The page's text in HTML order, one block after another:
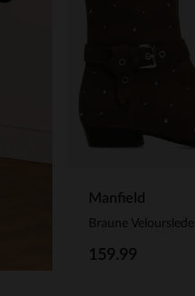
Manfield
159.99